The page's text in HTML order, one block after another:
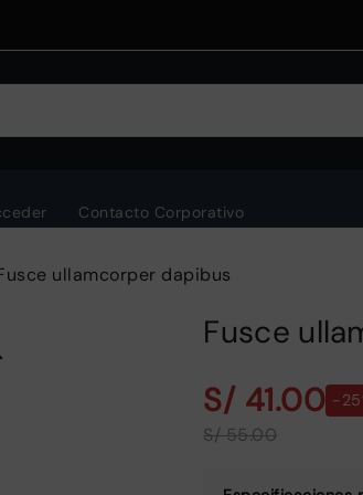
Contacto Corporativo
ullamcorper dapibus
Fusce
S/ 41.00 -
S/ 55.00